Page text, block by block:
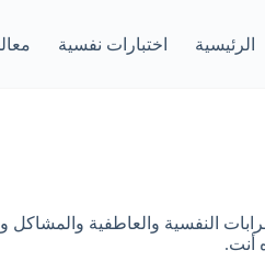
الرئيسية اختبارات نفسية
النفسية والعاطفية والمشاكل
أنت.